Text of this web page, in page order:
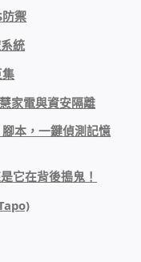
IP通訊系統
禦
統
家電與資安隔離
本，一鍵偵測記憶
它在背後搗鬼！